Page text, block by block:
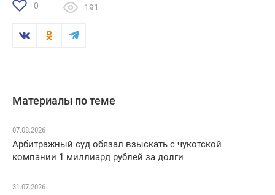
0 191
Материалы по теме
07.08.2026
Арбитражный суд обязал взыскать с чукотской
компании 1 миллиард рублей за долги
31.07.2026